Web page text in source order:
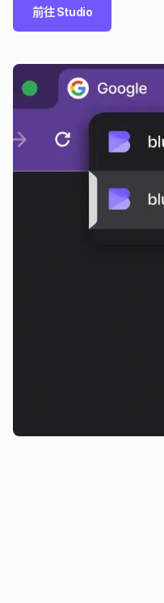
前往 Studio